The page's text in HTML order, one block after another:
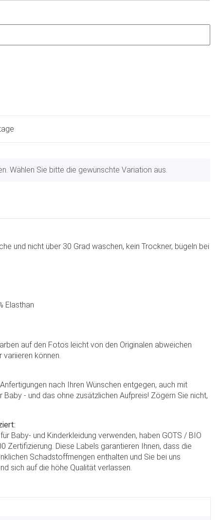
Wählen Sie bitte die gewünschte Variation aus.
und nicht über 30 Grad waschen, kein Trockner, bügeln bei
Elasthan
auf den Fotos leicht von den Originalen abweichen
können.
nach Ihren Wünschen entgegen, auch mit
- und das ohne zusätzlichen Aufpreis! Zögern Sie nicht,
Baby- und Kinderkleidung verwenden, haben GOTS / BIO
Zertifizierung. Diese Labels garantieren Ihnen, dass die
Schadstoffmengen enthalten und Sie bei uns
sich auf die höhe Qualität verlassen.